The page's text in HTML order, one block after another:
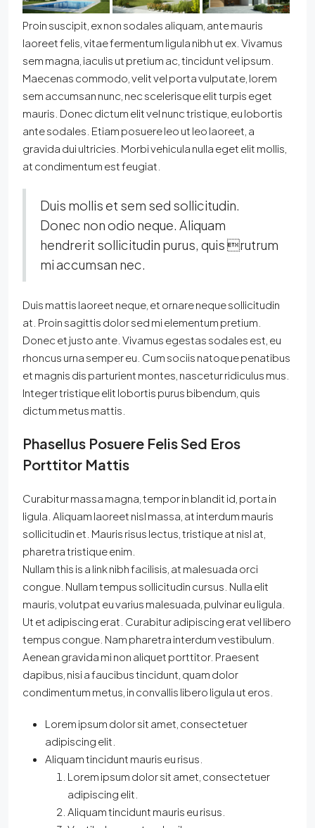
Proin suscipit, ex non sodales aliquam, ante mauris
laoreet felis, vitae fermentum ligula nibh ut ex. Vivamus
sem magna, iaculis ut pretium ac, tincidunt vel ipsum.
Maecenas commodo, velit vel porta vulputate, lorem
sem accumsan nunc, nec scelerisque elit turpis eget
mauris. Donec dictum elit vel nunc tristique, eu lobortis
ante sodales. Etiam posuere leo ut leo laoreet, a
gravida dui ultricies. Morbi vehicula nulla eget elit mollis,
at condimentum est feugiat.
Duis mollis et sem sed sollicitudin.
Donec non odio neque. Aliquam
hendrerit sollicitudin purus, quis rutrum
mi accumsan nec.
Duis mattis laoreet neque, et ornare neque sollicitudin
at. Proin sagittis dolor sed mi elementum pretium.
Donec et justo ante. Vivamus egestas sodales est, eu
rhoncus urna semper eu. Cum sociis natoque penatibus
et magnis dis parturient montes, nascetur ridiculus mus.
Integer tristique elit lobortis purus bibendum, quis
dictum metus mattis.
Phasellus Posuere Felis Sed Eros
Porttitor Mattis
Curabitur massa magna, tempor in blandit id, porta in
ligula. Aliquam laoreet nisl massa, at interdum mauris
sollicitudin et. Mauris risus lectus, tristique at nisl at,
pharetra tristique enim.
Nullam this is a link nibh facilisis, at malesuada orci
congue. Nullam tempus sollicitudin cursus. Nulla elit
mauris, volutpat eu varius malesuada, pulvinar eu ligula.
Ut et adipiscing erat. Curabitur adipiscing erat vel libero
tempus congue. Nam pharetra interdum vestibulum.
Aenean gravida mi non aliquet porttitor. Praesent
dapibus, nisi a faucibus tincidunt, quam dolor
condimentum metus, in convallis libero ligula ut eros.
Lorem ipsum dolor sit amet, consectetuer
adipiscing elit.
Aliquam tincidunt mauris eu risus.
Lorem ipsum dolor sit amet, consectetuer
adipiscing elit.
Aliquam tincidunt mauris eu risus.